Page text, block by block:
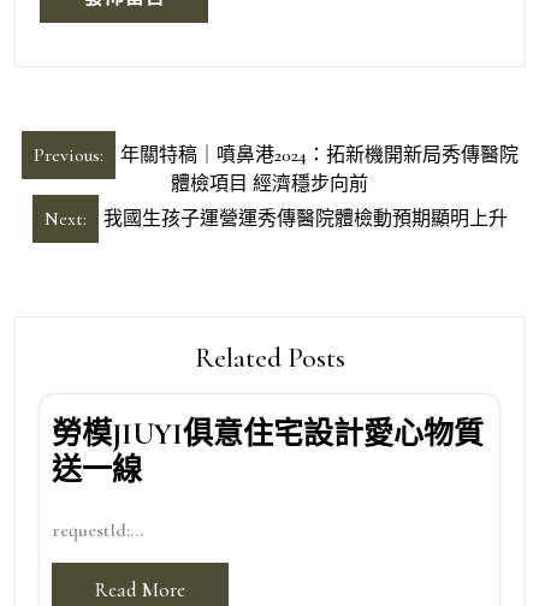
文
章
Previous:
年關特稿｜噴鼻港2024：拓新機開新局秀傳醫院
體檢項目 經濟穩步向前
Next:
我國生孩子運營運秀傳醫院體檢動預期顯明上升
Related Posts
勞模JIUYI俱意住宅設計愛心物質
送一線
requestId:...
Read More